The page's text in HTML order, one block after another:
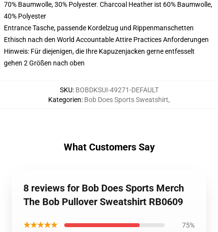
70% Baumwolle, 30% Polyester. Charcoal Heather ist 60% Baumwolle,
40% Polyester
Entrance Tasche, passende Kordelzug und Rippenmanschetten
Ethisch nach den World Accountable Attire Practices Anforderungen
Hinweis: Für diejenigen, die Ihre Kapuzenjacken gerne entfesselt
gehen 2 Größen nach oben
SKU: BOBDKSUI-49271-DEFAULT
Kategorien: Bob Does Sports Sweatshirt,
What Customers Say
8 reviews for Bob Does Sports Merch
The Bob Pullover Sweatshirt RB0609
★★★★★ 75%